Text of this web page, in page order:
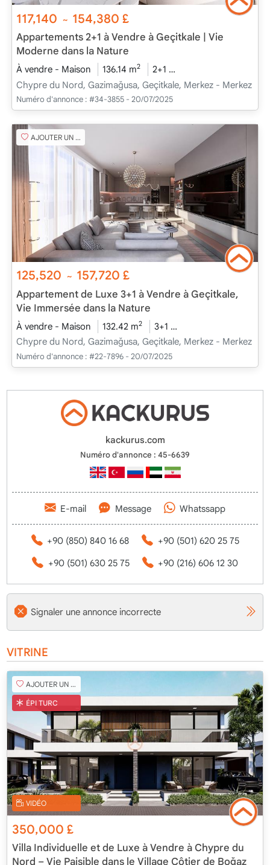
117,140 ~ 154,380 £
Appartements 2+1 à Vendre à Geçitkale | Vie
Moderne dans la Nature
À vendre - Maison 136.14 m2 2+1
Chypre du Nord, Gazimağusa, Geçitkale, Merkez - Merkez
Numéro d'annonce : #34-3855 - 20/07/2025
AJOUTER UN FAVORI
125,520 ~ 157,720 £
Appartement de Luxe 3+1 à Vendre à Geçitkale,
Vie Immersée dans la Nature
À vendre - Maison 132.42 m2 3+1
Chypre du Nord, Gazimağusa, Geçitkale, Merkez - Merkez
Numéro d'annonce : #22-7896 - 20/07/2025
kackurus.com
Numéro d'annonce : 45-6639
E-mail Message Whatssapp
+90 (850) 840 16 68 +90 (501) 620 25 75
+90 (501) 630 25 75 +90 (216) 606 12 30
Signaler une annonce incorrecte
VITRINE
AJOUTER UN FAVORI
ÉPI TURC
VIDÉO
350,000 £
Villa Individuelle et de Luxe à Vendre à Chypre du
Nord – Vie Paisible dans le Village Côtier de Boğaz